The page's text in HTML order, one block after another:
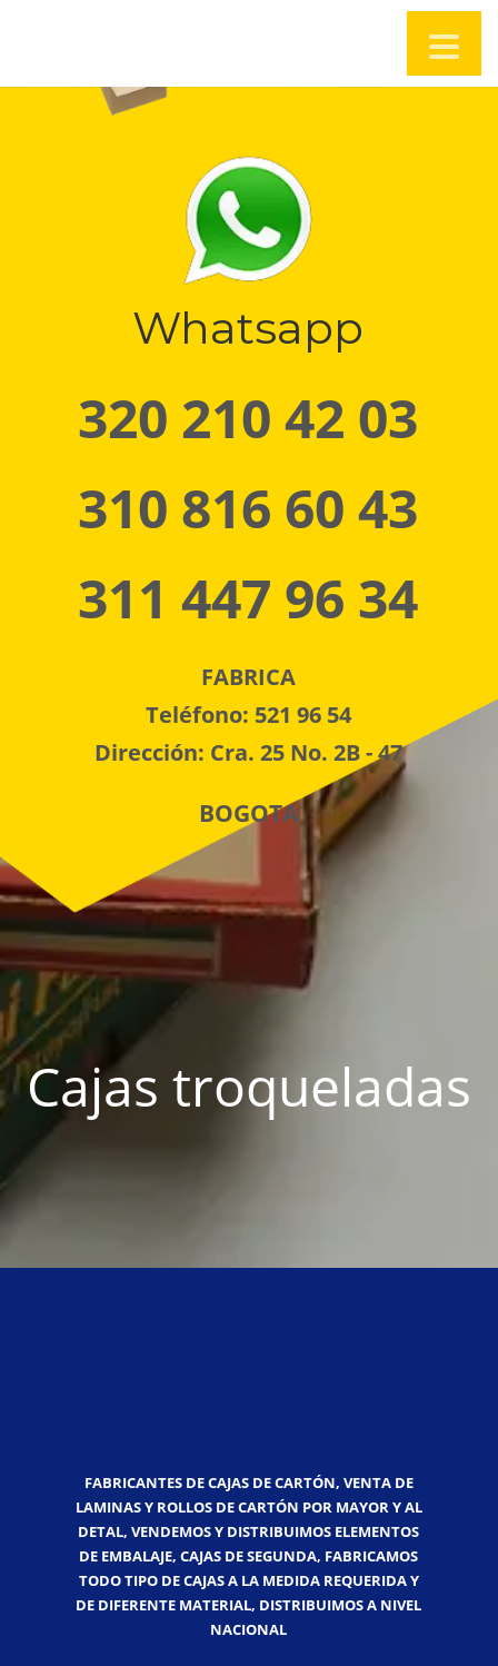
Whatsapp
320 210 42 03
310 816 60 43
311 447 96 34
FABRICA
Teléfono: 521 96 54
Dirección: Cra. 25 No. 2B - 47
BOGOTA
Cajas troqueladas
FABRICANTES DE CAJAS DE CARTÓN, VENTA DE
LAMINAS Y ROLLOS DE CARTÓN POR MAYOR Y AL
DETAL, VENDEMOS Y DISTRIBUIMOS ELEMENTOS
DE EMBALAJE, CAJAS DE SEGUNDA, FABRICAMOS
TODO TIPO DE CAJAS A LA MEDIDA REQUERIDA Y
DE DIFERENTE MATERIAL, DISTRIBUIMOS A NIVEL
NACIONAL